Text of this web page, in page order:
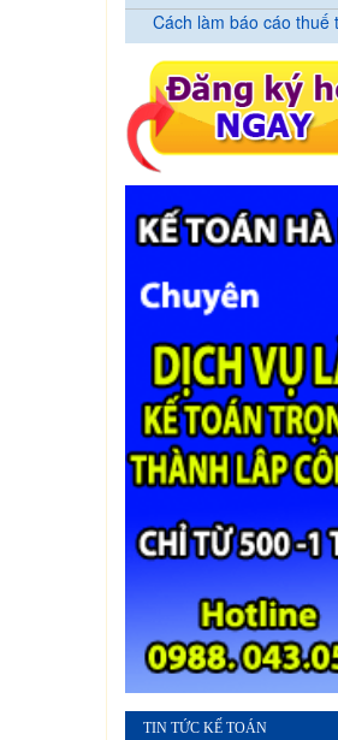
Cách làm báo cáo thuế
TIN TỨC KẾ TOÁN